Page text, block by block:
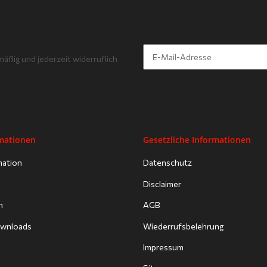
und jederzeit widerruflich
Gesetzliche Informationen
Datenschutz
Disclaimer
AGB
Wiederrufsbelehrung
Impressum